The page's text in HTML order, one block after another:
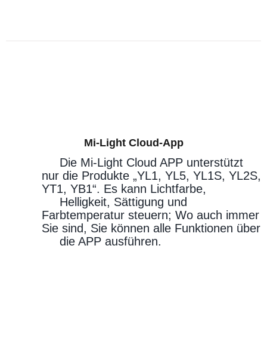
Mi-Light Cloud-App
Die Mi-Light Cloud APP unterstützt
nur die Produkte „YL1, YL5, YL1S, YL2S,
YT1, YB1“. Es kann Lichtfarbe,
Helligkeit, Sättigung und
Farbtemperatur steuern; Wo auch immer
Sie sind, Sie können alle Funktionen über
die APP ausführen.